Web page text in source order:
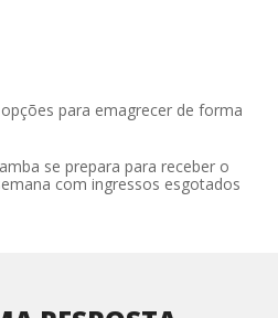
para emagrecer de forma
se prepara para receber o
com ingressos esgotados